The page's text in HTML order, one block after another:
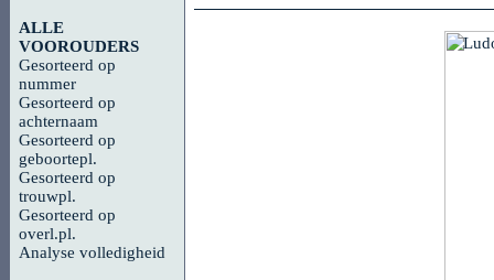
ALLE
VOOROUDERS
Gesorteerd op
nummer
Gesorteerd op
achternaam
Gesorteerd op
geboortepl.
Gesorteerd op
trouwpl.
Gesorteerd op
overl.pl.
Analyse volledigheid